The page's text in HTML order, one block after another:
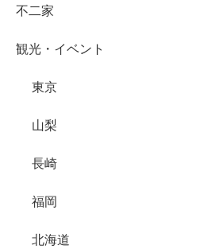
不二家
観光・イベント
東京
山梨
長崎
福岡
北海道